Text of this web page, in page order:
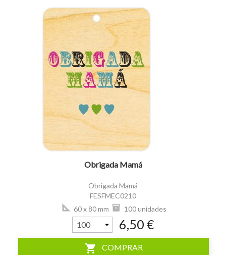
Obrigada Mamá
Obrigada Mamá
FESFMEC0210
60 x 80 mm
100 unidades
6,50 €
shopping_cart COMPRAR